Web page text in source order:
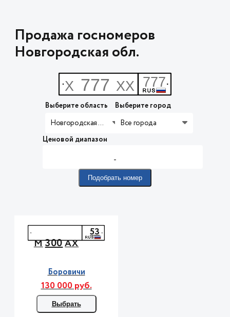
Продажа госномеров
Новгородская обл.
Выберите область
Новгородская обл.
Выберите город
Все города
Ценовой диапазон
-
Подобрать номер
М300АХ
53
Боровичи
130 000 руб.
Выбрать